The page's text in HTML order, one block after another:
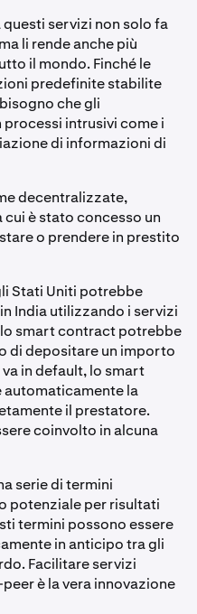
servizi non solo fa
li rende anche più
il mondo. Finché le
predefinite stabilite
che gli
intrusivi come i
di informazioni di
decentralizzate,
è stato concesso un
o prendere in prestito
Stati Uniti potrebbe
India utilizzando i servizi
smart contract potrebbe
di depositare un importo
in default, lo smart
la
il prestatore.
coinvolto in alcuna
serie di termini
potenziale per risultati
termini possono essere
in anticipo tra gli
Facilitare servizi
è la vera innovazione